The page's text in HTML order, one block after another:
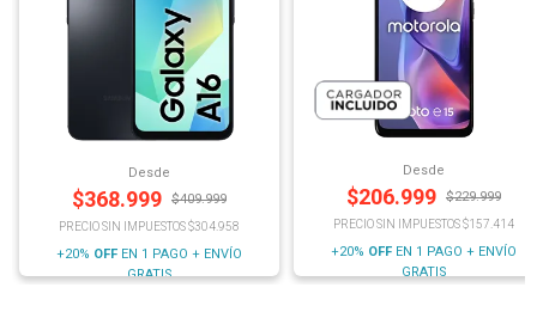
Desde
$368.999 $409.999
PRECIO SIN IMPUESTOS $304.958
+20% OFF EN 1 PAGO + ENVÍO
GRATIS
Desde
$206.999 $229.999
PRECIO SIN IMPUESTOS $157.414
+20% OFF EN 1 PAGO + ENVÍO
GRATIS